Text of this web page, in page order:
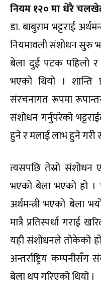
नियम १२० मा धेरै
डा. बाबुराम भट्टराई
नियमावली संशोधन सुरु
बेला दुई पटक पहिलो र
भएको थियो । शान्ति
संरचनागत रूपमा
संशोधन गर्नुपरेको
हुने र मलाई लाभ हुने
त्यसपछि तेस्रो संशोधन
भएको बेला भएको हो ।
अर्थमन्त्री भएको बेला
मात्रै प्रतिस्पर्धा गराई
यही संशोधनले तोकेको
अन्तर्राष्ट्रिय कम्पनीसँग
बेला थप गरिएको थियो ।